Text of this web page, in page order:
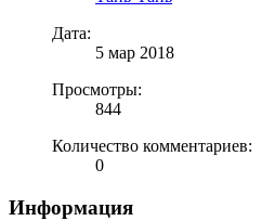
Дата:
5 мар 2018
Просмотры:
844
Количество комментариев:
0
Информация